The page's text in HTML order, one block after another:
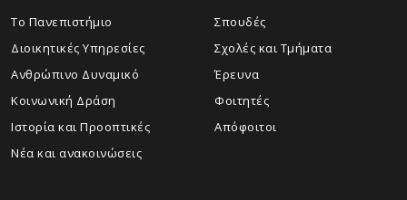
Το Πανεπιστήμιο
Διοικητικές Υπηρεσίες
Ανθρώπινο Δυναμικό
Κοινωνική Δράση
Ιστορία και Προοπτικές
Νέα και ανακοινώσεις
Σπουδές
Σχολές και Τμήματα
Έρευνα
Φοιτητές
Απόφοιτοι